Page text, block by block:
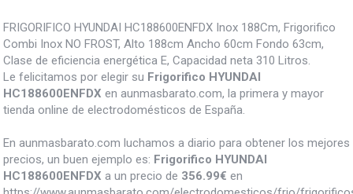
FRIGORIFICO HYUNDAI HC188600ENFDX Inox 188Cm, Frigorifico
Combi Inox NO FROST, Alto 188cm Ancho 60cm Fondo 63cm,
Clase de eficiencia energética E, Capacidad neta 310 Litros.
Le felicitamos por elegir su Frigorifico HYUNDAI
HC188600ENFDX en aunmasbarato.com, la primera y mayor
tienda online de electrodomésticos de España.
En aunmasbarato.com luchamos a diario para obtener los mejores
precios, un buen ejemplo es: Frigorifico HYUNDAI
HC188600ENFDX a un precio de 356.99€ en